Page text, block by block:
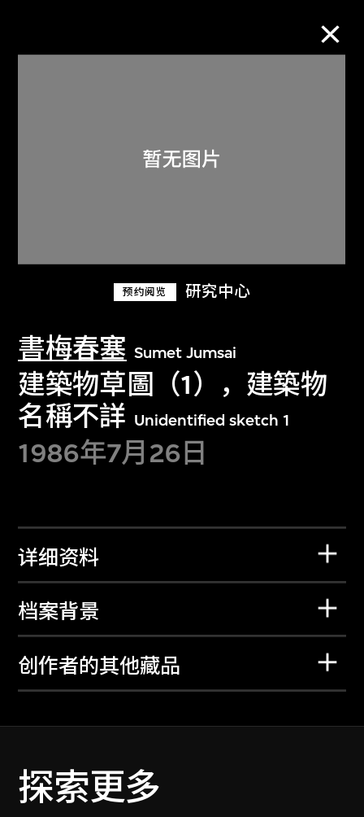
预约阅览 研究中心
書梅春塞 Sumet Jumsai
建築物草圖（1），建築物
名稱不詳 Unidentified sketch 1
1986年7月26日
详细资料
档案背景
创作者的其他藏品
探索更多
关于M+藏品
探索世界顶级的二十及二十一世纪视觉
文化藏品。